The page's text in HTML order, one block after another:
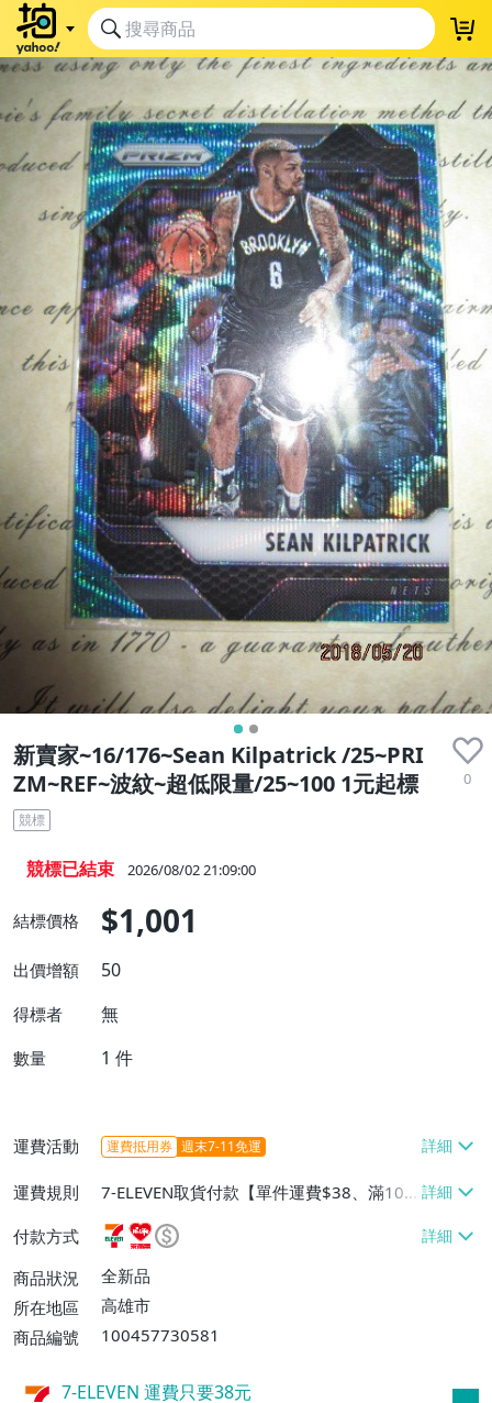
新賣家~16/176~Sean Kilpatrick /25~PRI
ZM~REF~波紋~超低限量/25~100 1元起標
0
競標
競標已結束 2026/08/02 21:09:00
結標價格 $1,001
出價增額 50
得標者 無
數量 1 件
運費活動 運費抵用券 週末7-11免運
運費規則
7-ELEVEN取貨付款【單件運費$38、滿100
件或消費滿$1000000免運費】、7-ELEVEN
取貨不付款【單件運費$38】、萊爾富取貨
付款【單件運費$60、滿50件或消費滿$30
0000免運費】、郵局掛號【單件運費$50、
付款方式
商品狀況
全新品
所在地區
高雄市
商品編號
100457730581
7-ELEVEN 運費只要38元